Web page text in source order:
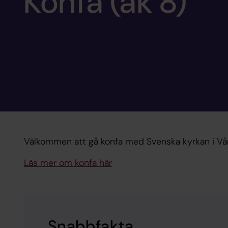
Välkommen att gå konfa med Svenska kyrkan i
Läs mer om konfa här